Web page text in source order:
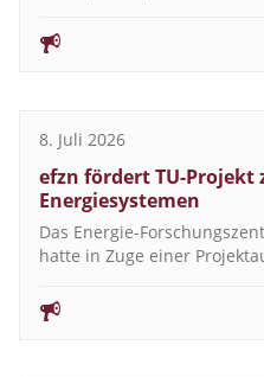
8. Juli 2026
efzn fördert TU-
Energiesystemen
Das Energie-
hatte in Zuge einer